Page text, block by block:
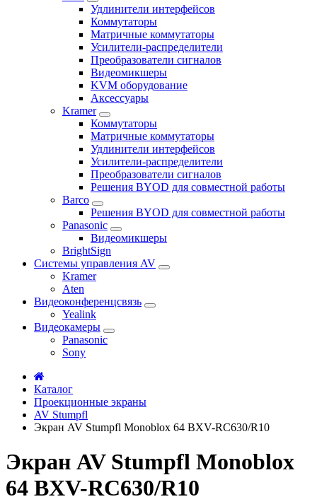
Удлинители интерфейсов
Коммутаторы
Матричные коммутаторы
Усилители-распределители
Преобразователи сигналов
Видеомикшеры
KVM оборудование
Аксессуары
Kramer
Коммутаторы
Матричные коммутаторы
Удлинители интерфейсов
Усилители-распределители
Преобразователи сигналов
Решения BYOD для совместной работы
Barco
Решения BYOD для совместной работы
Panasonic
Видеомикшеры
BrightSign
Системы управления AV
Kramer
Aten
Видеоконференцсвязь
Yealink
Видеокамеры
Panasonic
Sony
Каталог
Проекционные экраны
AV Stumpfl
Экран AV Stumpfl Monoblox 64 BXV-RC630/R10
Экран AV Stumpfl Monoblox
64 BXV-RC630/R10